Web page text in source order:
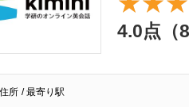
4.0点（8
所 / 最寄り駅